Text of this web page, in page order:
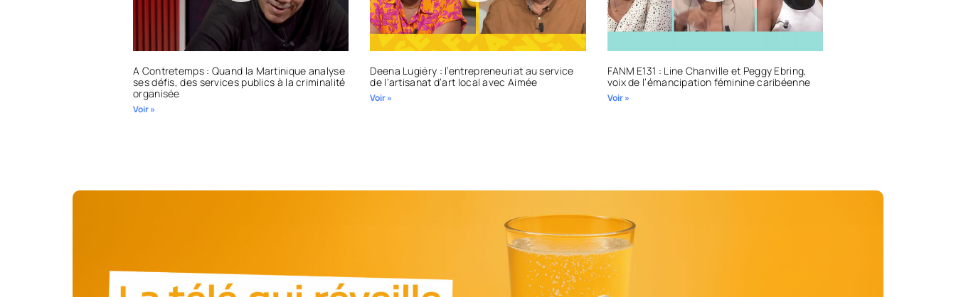
A Contretemps : Quand la Martinique analyse
ses défis, des services publics à la criminalité
organisée
Voir »
Deena Lugiéry : l’entrepreneuriat au service
de l’artisanat d’art local avec Aimée
Voir »
FANM E131 : Line Chanville et Peggy Ebring,
voix de l’émancipation féminine caribéenne
Voir »